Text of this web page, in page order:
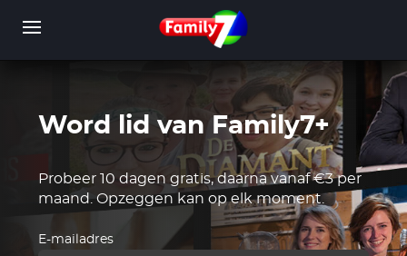
WORD LID INLOGGEN
Word lid van Family7+
Probeer 10 dagen gratis, daarna vanaf €3 per
maand. Opzeggen kan op elk moment.
E-mailadres